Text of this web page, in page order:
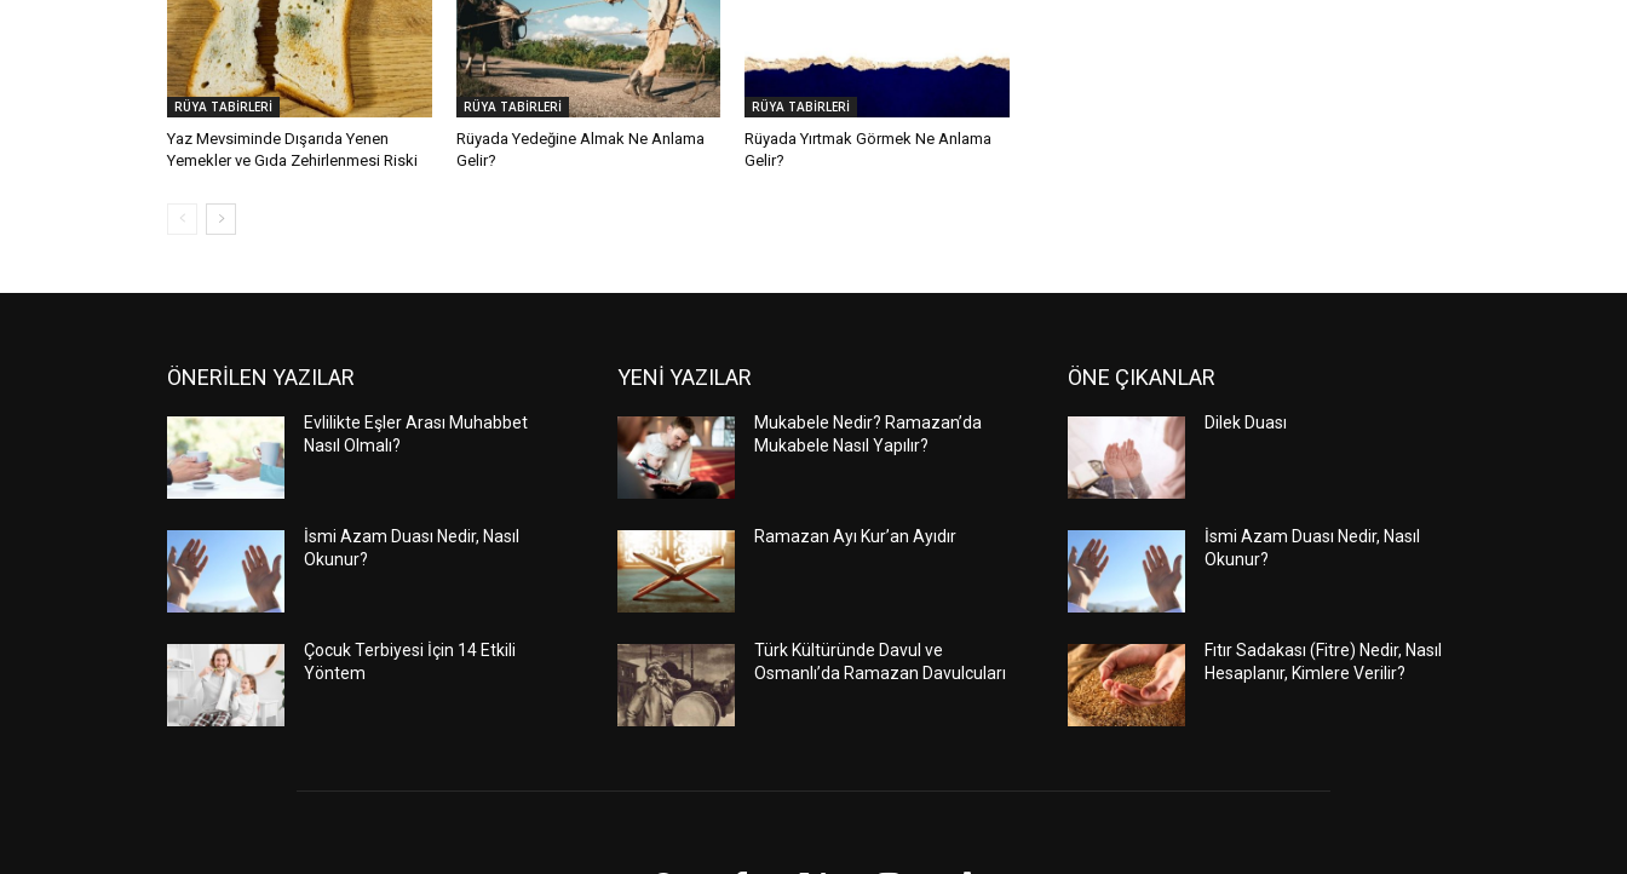
RÜYA TABİRLERİ
Yaz Mevsiminde Dışarıda Yenen
Yemekler ve Gıda Zehirlenmesi Riski
RÜYA TABİRLERİ
Rüyada Yedeğine Almak Ne Anlama
Gelir?
RÜYA TABİRLERİ
Rüyada Yırtmak Görmek Ne Anlama
Gelir?
ÖNERİLEN YAZILAR
Evlilikte Eşler Arası Muhabbet
Nasıl Olmalı?
İsmi Azam Duası Nedir, Nasıl
Okunur?
Çocuk Terbiyesi İçin 14 Etkili
Yöntem
YENİ YAZILAR
Mukabele Nedir? Ramazan’da
Mukabele Nasıl Yapılır?
Ramazan Ayı Kur’an Ayıdır
Türk Kültüründe Davul ve
Osmanlı’da Ramazan Davulcuları
ÖNE ÇIKANLAR
Dilek Duası
İsmi Azam Duası Nedir, Nasıl
Okunur?
Fıtır Sadakası (Fitre) Nedir, Nasıl
Hesaplanır, Kimlere Verilir?